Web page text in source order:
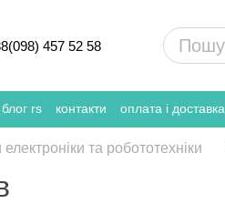
457 52 58
блог rs контакти оплата і доставка
та робототехніки